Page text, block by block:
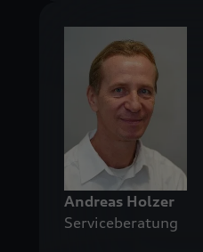
Andreas Holzer
Serviceberatung